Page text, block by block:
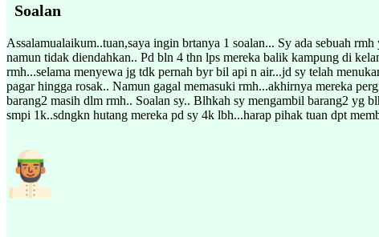
Soalan
Assalamualaikum..tuan,saya ingin brtanya 1 soalan... Sy ada sebuah
namun tidak diendahkan.. Pd bln 4 thn lps mereka balik kampung di
rmh...selama menyewa jg tdk pernah byr bil api n air...jd sy telah
pagar hingga rosak.. Namun gagal memasuki rmh...akhirnya mereka
barang2 masih dlm rmh.. Soalan sy.. Blhkah sy mengambil barang2 yg
smpi 1k..sdngkn hutang mereka pd sy 4k lbh...harap pihak tuan dpt